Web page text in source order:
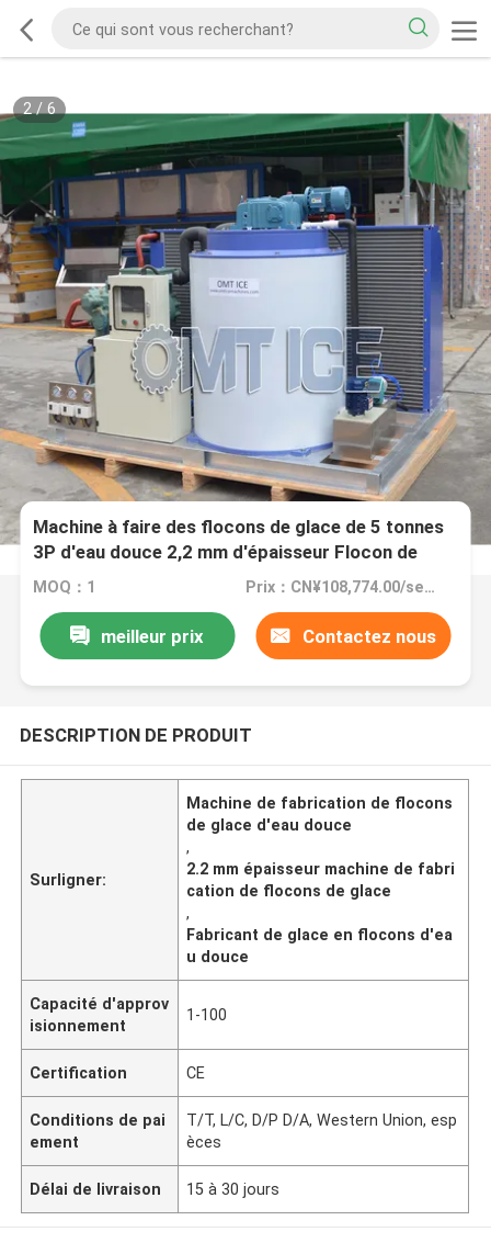
2/6
Machine à faire des flocons de glace de 5 tonnes
3P d'eau douce 2,2 mm d'épaisseur Flocon de
neige
MOQ：1 Prix：CN¥108,774.00/sets 1-4 sets
meilleur prix Contactez nous
DESCRIPTION DE PRODUIT
Surligner:
Machine de fabrication de flocons
de glace d'eau douce
,
2.2 mm épaisseur machine de fabri
cation de flocons de glace
,
Fabricant de glace en flocons d'ea
u douce
Capacité d'approv
isionnement
1-100
Certification CE
Conditions de pai
ement
T/T, L/C, D/P D/A, Western Union, esp
èces
Délai de livraison 15 à 30 jours